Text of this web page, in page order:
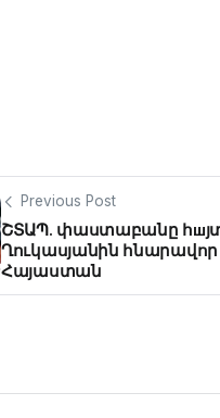
Previous Post
ՇՏԱՊ. փաստաբանը
Ղուկասյանին
Հայաստան